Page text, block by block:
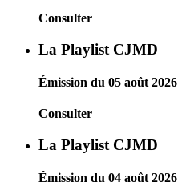
Consulter
La Playlist CJMD
Émission du 05 août 2026
Consulter
La Playlist CJMD
Émission du 04 août 2026